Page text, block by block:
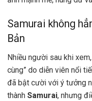
Samurai không
Bản
Nhiều người sau khi
cùng” do diễn viên nổi
đã bật cười với ý tưởng
thành Samurai, nhưng